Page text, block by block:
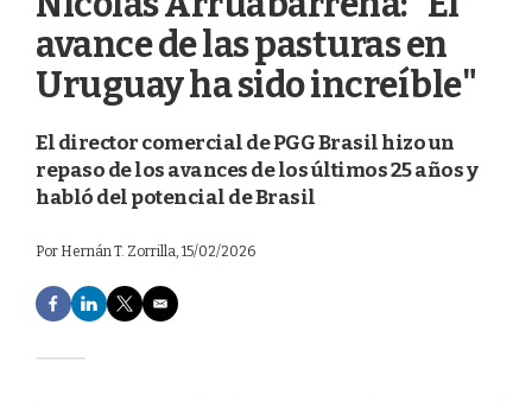
avance de las pasturas en
Uruguay ha sido increíble"
El director comercial de PGG Brasil hizo un
repaso de los avances de los últimos 25 años y
habló del potencial de Brasil
Por Hernán T. Zorrilla, 15/02/2026
F
a
e
L
i
T
w
E
m